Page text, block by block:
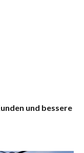
und bessere